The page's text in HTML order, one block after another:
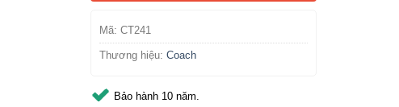
Mã:CT241
Thương hiệu:Coach
Bảo hành 10 năm.